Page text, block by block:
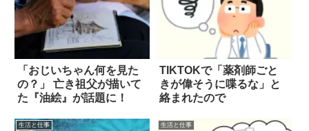
「おじいちゃん何を見た
の？」 亡き祖父が描いて
た『油絵』が話題に！
TIKTOKで「薬剤師ごと
きが偉そうに喋るな」と
絡まれたので
生活と仕事 生活と仕事